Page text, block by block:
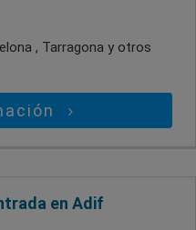
, Tarragona y otros
en Adif